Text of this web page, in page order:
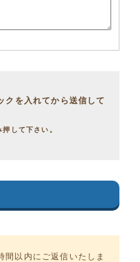
クを入れてから送信して
して下さい。
以内にご返信いたしま